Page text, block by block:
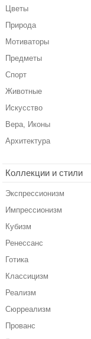
Цветы
Природа
Мотиваторы
Предметы
Спорт
Животные
Искусство
Вера, Иконы
Архитектура
Коллекции и стили
Экспрессионизм
Импрессионизм
Кубизм
Ренессанс
Готика
Классицизм
Реализм
Сюрреализм
Прованс